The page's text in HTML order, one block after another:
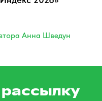
Анна Шведун